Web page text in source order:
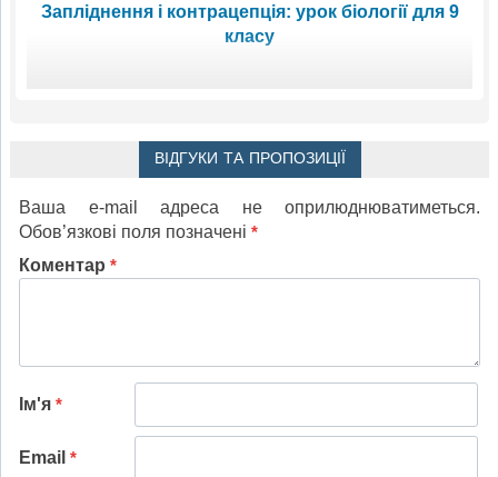
Запліднення і контрацепція: урок біології для 9
класу
ВІДГУКИ ТА ПРОПОЗИЦІЇ
Ваша e-mail адреса не оприлюднюватиметься.
Обов’язкові поля позначені *
Коментар *
Ім'я *
Email *